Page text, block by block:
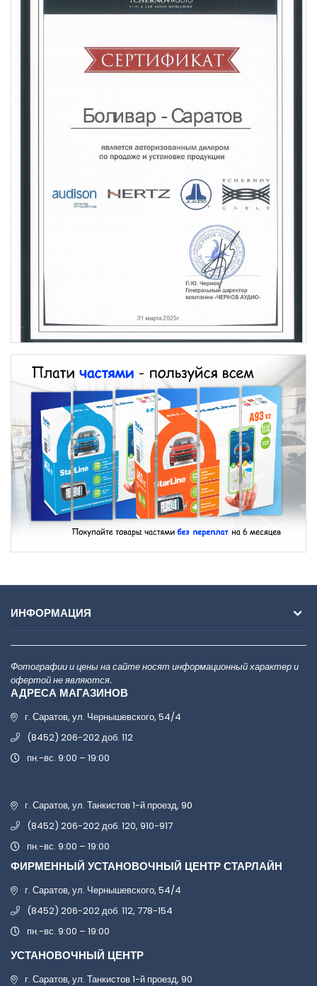
ИНФОРМАЦИЯ
Фотографии и цены на сайте носят информационный характер и
офертой не являются.
АДРЕСА МАГАЗИНОВ
г. Саратов, ул. Чернышевского, 54/4
(8452) 206-202 доб. 112
пн.-вс. 9:00 – 19:00
г. Саратов, ул. Танкистов 1-й проезд, 90
(8452) 206-202 доб. 120, 910-917
пн.-вс. 9:00 – 19:00
ФИРМЕННЫЙ УСТАНОВОЧНЫЙ ЦЕНТР СТАРЛАЙН
г. Саратов, ул. Чернышевского, 54/4
(8452) 206-202 доб. 112, 778-154
пн.-вс. 9:00 – 19:00
УСТАНОВОЧНЫЙ ЦЕНТР
г. Саратов, ул. Танкистов 1-й проезд, 90